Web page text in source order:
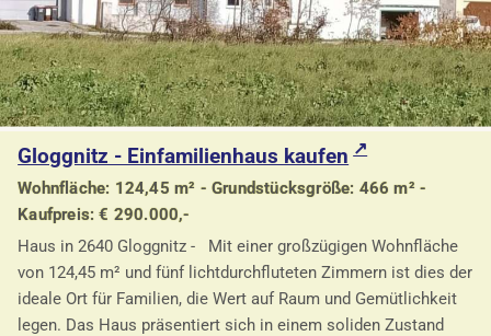
Gloggnitz - Einfamilienhaus kaufen
Wohnfläche: 124,45 m² - Grundstücksgröße: 466 m² -
Kaufpreis: € 290.000,-
Haus in 2640 Gloggnitz - Mit einer großzügigen Wohnfläche
von 124,45 m² und fünf lichtdurchfluteten Zimmern ist dies der
ideale Ort für Familien, die Wert auf Raum und Gemütlichkeit
legen. Das Haus präsentiert sich in einem soliden Zustand